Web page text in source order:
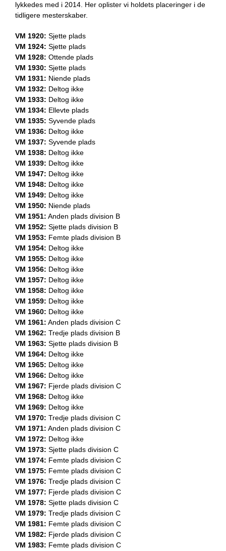
lykkedes med i 2014. Her oplister vi holdets placeringer i de
tidligere mesterskaber.
VM 1920: Sjette plads
VM 1924: Sjette plads
VM 1928: Ottende plads
VM 1930: Sjette plads
VM 1931: Niende plads
VM 1932: Deltog ikke
VM 1933: Deltog ikke
VM 1934: Ellevte plads
VM 1935: Syvende plads
VM 1936: Deltog ikke
VM 1937: Syvende plads
VM 1938: Deltog ikke
VM 1939: Deltog ikke
VM 1947: Deltog ikke
VM 1948: Deltog ikke
VM 1949: Deltog ikke
VM 1950: Niende plads
VM 1951: Anden plads division B
VM 1952: Sjette plads division B
VM 1953: Femte plads division B
VM 1954: Deltog ikke
VM 1955: Deltog ikke
VM 1956: Deltog ikke
VM 1957: Deltog ikke
VM 1958: Deltog ikke
VM 1959: Deltog ikke
VM 1960: Deltog ikke
VM 1961: Anden plads division C
VM 1962: Tredje plads division B
VM 1963: Sjette plads division B
VM 1964: Deltog ikke
VM 1965: Deltog ikke
VM 1966: Deltog ikke
VM 1967: Fjerde plads division C
VM 1968: Deltog ikke
VM 1969: Deltog ikke
VM 1970: Tredje plads division C
VM 1971: Anden plads division C
VM 1972: Deltog ikke
VM 1973: Sjette plads division C
VM 1974: Femte plads division C
VM 1975: Femte plads division C
VM 1976: Tredje plads division C
VM 1977: Fjerde plads division C
VM 1978: Sjette plads division C
VM 1979: Tredje plads division C
VM 1981: Femte plads division C
VM 1982: Fjerde plads division C
VM 1983: Femte plads division C